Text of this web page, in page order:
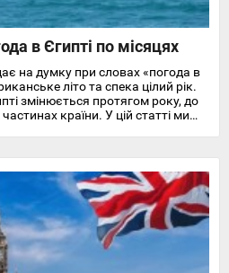
в Єгипті по місяцях
на думку при словах «погода в
літо та спека цілий рік.
змінюється протягом року, до
країни. У цій статті ми